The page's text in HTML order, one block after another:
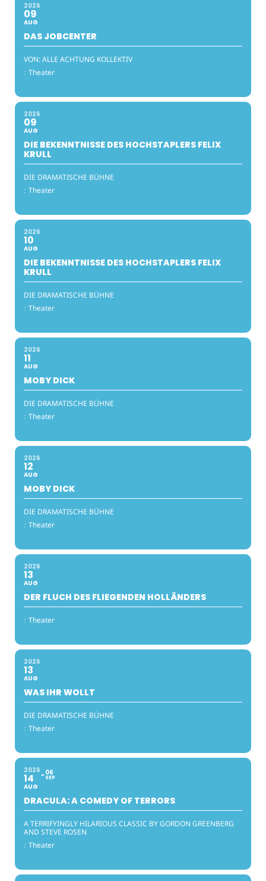
2026
09
AUG
DAS JOBCENTER
VON: ALLE ACHTUNG KOLLEKTIV
: Theater
2026
09
AUG
DIE BEKENNTNISSE DES HOCHSTAPLERS FELIX
KRULL
DIE DRAMATISCHE BÜHNE
: Theater
2026
10
AUG
DIE BEKENNTNISSE DES HOCHSTAPLERS FELIX
KRULL
DIE DRAMATISCHE BÜHNE
: Theater
2026
11
AUG
MOBY DICK
DIE DRAMATISCHE BÜHNE
: Theater
2026
12
AUG
MOBY DICK
DIE DRAMATISCHE BÜHNE
: Theater
2026
13
AUG
DER FLUCH DES FLIEGENDEN HOLLÄNDERS
: Theater
2026
13
AUG
WAS IHR WOLLT
DIE DRAMATISCHE BÜHNE
: Theater
2026
14
AUG
06
SEP
DRACULA: A COMEDY OF TERRORS
A TERRIFYINGLY HILARIOUS CLASSIC BY GORDON GREENBERG
AND STEVE ROSEN
: Theater